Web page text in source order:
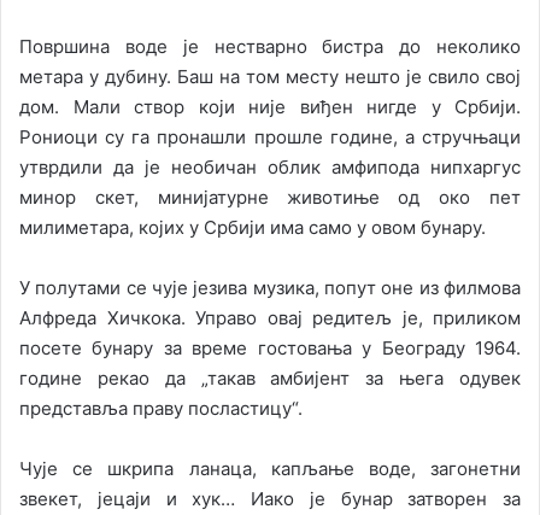
Површина воде је нестварно бистра до неколико
метара у дубину. Баш на том месту нешто је свило свој
дом. Мали створ који није виђен нигде у Србији.
Рониоци су га пронашли прошле године, а стручњаци
утврдили да је необичан облик амфипода нипхаргус
минор скет, минијатурне животиње од око пет
милиметара, којих у Србији има само у овом бунару.
У полутами се чује језива музика, попут оне из филмова
Алфреда Хичкока. Управо овај редитељ је, приликом
посете бунару за време гостовања у Београду 1964.
године рекао да „такав амбијент за њега одувек
представља праву посластицу“.
Чује се шкрипа ланаца, капљање воде, загонетни
звекет, јецаји и хук… Иако је бунар затворен за